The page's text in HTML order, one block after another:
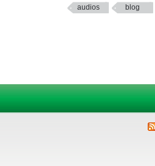
audios blog